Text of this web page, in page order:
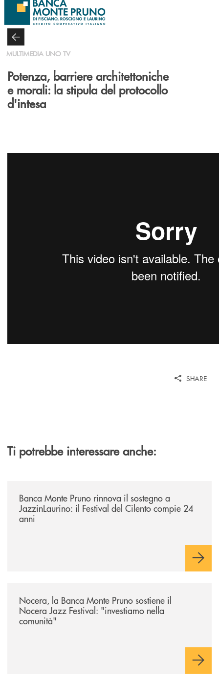
Salta al contenuto principale
MULTIMEDIA UNO TV
Potenza, barriere architettoniche
e morali: la stipula del protocollo
d'intesa
SHARE
Ti potrebbe interessare anche:
Banca Monte Pruno rinnova il sostegno a
JazzinLaurino: il Festival del Cilento compie 24
anni
Nocera, la Banca Monte Pruno sostiene il
Nocera Jazz Festival: "investiamo nella
comunità"